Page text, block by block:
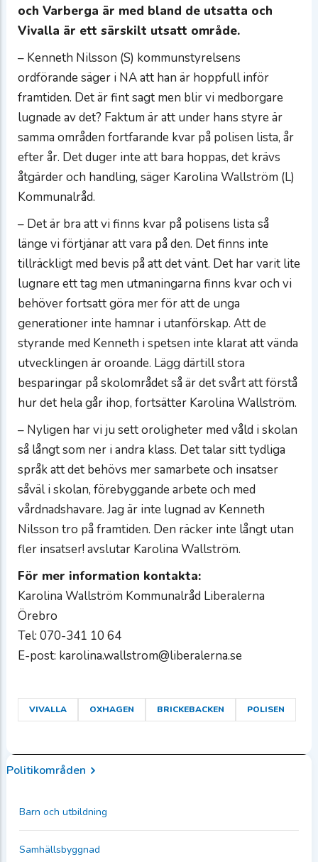
och Varberga är med bland de utsatta och
Vivalla är ett särskilt utsatt område.
– Kenneth Nilsson (S) kommunstyrelsens
ordförande säger i NA att han är hoppfull inför
framtiden. Det är fint sagt men blir vi medborgare
lugnade av det? Faktum är att under hans styre är
samma områden fortfarande kvar på polisen lista, år
efter år. Det duger inte att bara hoppas, det krävs
åtgärder och handling, säger Karolina Wallström (L)
Kommunalråd.
– Det är bra att vi finns kvar på polisens lista så
länge vi förtjänar att vara på den. Det finns inte
tillräckligt med bevis på att det vänt. Det har varit lite
lugnare ett tag men utmaningarna finns kvar och vi
behöver fortsatt göra mer för att de unga
generationer inte hamnar i utanförskap. Att de
styrande med Kenneth i spetsen inte klarat att vända
utvecklingen är oroande. Lägg därtill stora
besparingar på skolområdet så är det svårt att förstå
hur det hela går ihop, fortsätter Karolina Wallström.
– Nyligen har vi ju sett oroligheter med våld i skolan
så långt som ner i andra klass. Det talar sitt tydliga
språk att det behövs mer samarbete och insatser
såväl i skolan, förebyggande arbete och med
vårdnadshavare. Jag är inte lugnad av Kenneth
Nilsson tro på framtiden. Den räcker inte långt utan
fler insatser! avslutar Karolina Wallström.
För mer information kontakta:
Karolina Wallström Kommunalråd Liberalerna
Örebro
Tel: 070-341 10 64
E-post: karolina.wallstrom@liberalerna.se
VIVALLA OXHAGEN BRICKEBACKEN POLISEN
Politikområden
Barn och utbildning
Samhällsbyggnad